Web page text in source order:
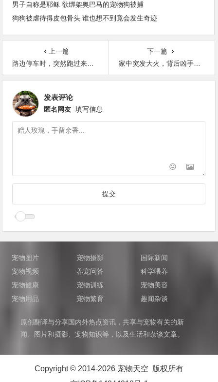
男子自称是耶稣 欲绑架奥巴马的宠物狗被捕
狗狗被虐待得皮包骨头 谁也想不到竟会发生奇迹
上一篇
路边停车时，突然跑过来了一只长相奇怪的狗
下一篇
家中突发大火，背后凶手竟是一只偷吃的狗
发表评论
匿名网友 填写信息
宠物图片 宠物摄影
国际新闻
宠物视频
养宠问答
科学喂养
宠物健康
宠物训练
宠物美容
宠物用品
宠物繁育 趣闻杂谈
原创翻译与分享国内外热点资讯，共享与宠物有关的新
闻、图片和摄影、宠物知识等，以及生活和杂谈文章。
Copyright © 2014-2026 宠物天空 版权所有